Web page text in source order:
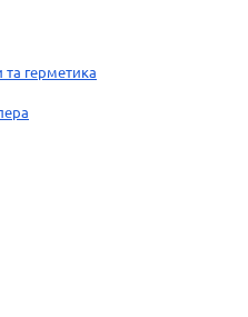
та герметика